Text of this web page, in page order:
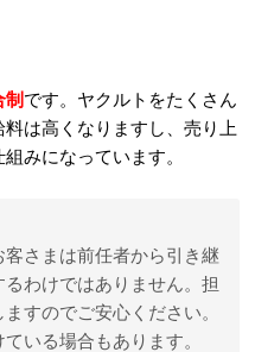
制です。ヤクルトをたくさん
は高くなりますし、売り上
みになっています。
さまは前任者から引き継
わけではありません。担
すのでご安心ください。
いる場合もあります。